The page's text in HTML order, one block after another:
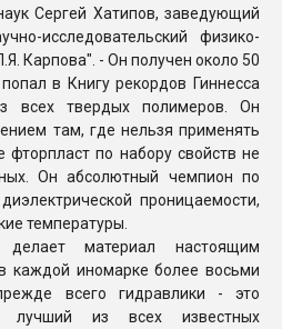
Сергей Хатипов, заведующий
исследовательский физико-
Карпова". - Он получен около 50
в Книгу рекордов Гиннесса
всех твердых полимеров. Он
там, где нельзя применять
по набору свойств не
Он абсолютный чемпион по
проницаемости,
температуры.
материал настоящим
каждой иномарке более восьми
всего гидравлики - это
лучший из всех известных